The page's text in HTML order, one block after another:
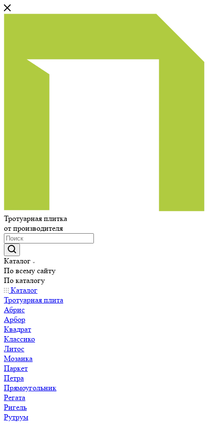
Тротуарная плитка
от производителя
Каталог
По всему сайту
По каталогу
Каталог
Тротуарная плита
Абрис
Арбор
Квадрат
Классико
Литос
Мозаика
Паркет
Петра
Прямоугольник
Регата
Ригель
Рутрум